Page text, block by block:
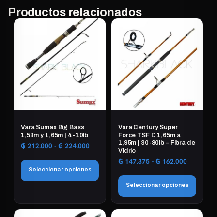
Productos relacionados
Vara Sumax Big Bass
1,58m y 1,65m | 4-10lb
₲ 212.000 - ₲ 224.000Rango
precios:
desde
₲ 212.000
₲ 224.000
Seleccionar opciones
producto
Vara Century Super
Force TSF D 1,65m a
1,95m | 30-80lb – Fibra de
Vidrio
₲ 147.375 - ₲ 162.000Rango
precios:
desde
₲
hasta
Seleccionar opciones
Este